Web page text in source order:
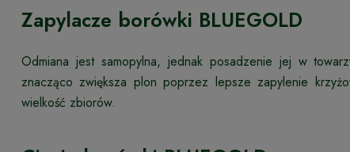
Zapylacze borówki BLUEGOLD
Odmiana jest samopylna, jednak posadzenie jej w
znacząco zwiększa plon poprzez lepsze zapylenie
wielkość zbiorów.